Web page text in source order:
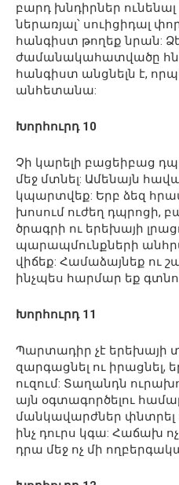
բարդ խնդիրներ
ներառյալ՝ սուիցիդալ
հանգիստ թողեք նրան:
ժամանակահատվածը
հանգիստ անցնելն է,
անհետանա:
Խորհուրդ 10
Չի կարելի բացեիբաց
մեջ մտնել: Ամենայն
կպարտվեք: Երբ ձեզ
խոսում ուժեղ դպրոցի,
ծրագրի ու երեխայի
պարապմունքների
վիճեք: Համաձայնեք ու
ինչպես հարմար եք
Խորհուրդ 11
Պարտադիր չէ երեխայի
զարգացնել ու իրացնել,
ուզում: Տաղանդն
այն օգտագործելու
մանկավարժներ փնտրել
ինչ դուրս կգա: Հաճախ
դրա մեջ ոչ մի